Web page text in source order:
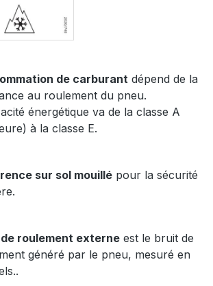
de carburant dépend de la
au roulement du pneu.
énergétique va de la classe A
à la classe E.
sur sol mouillé pour la sécurité
roulement externe est le bruit de
généré par le pneu, mesuré en